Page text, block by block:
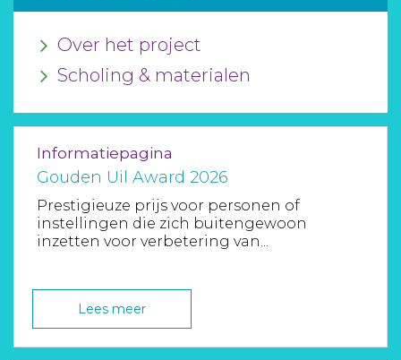
Over het project
Scholing & materialen
Informatiepagina
Gouden Uil Award 2026
Prestigieuze prijs voor personen of
instellingen die zich buitengewoon
inzetten voor verbetering van...
Lees meer